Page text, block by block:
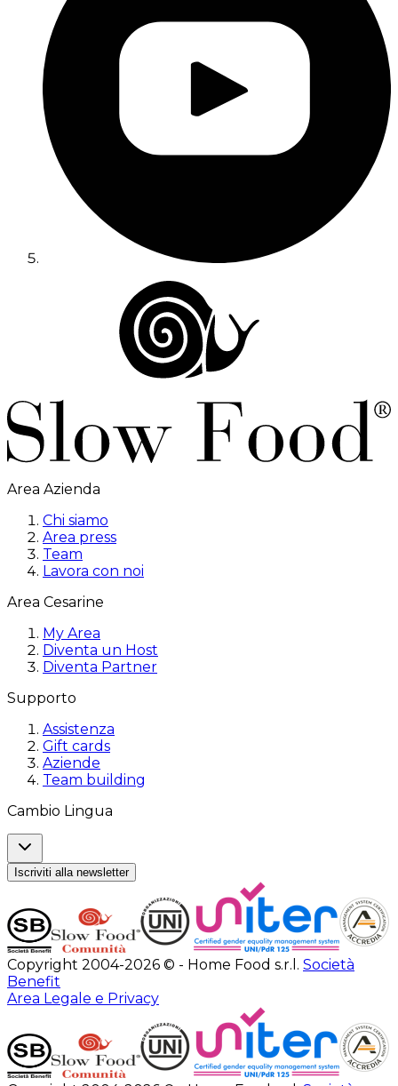
Area Azienda
Chi siamo
Area press
Team
Lavora con noi
Area Cesarine
My Area
Diventa un Host
Diventa Partner
Supporto
Assistenza
Gift cards
Aziende
Team building
Cambio Lingua
Iscriviti alla newsletter
Copyright 2004-2026 © - Home Food s.r.l. Società
Benefit
Area Legale e Privacy